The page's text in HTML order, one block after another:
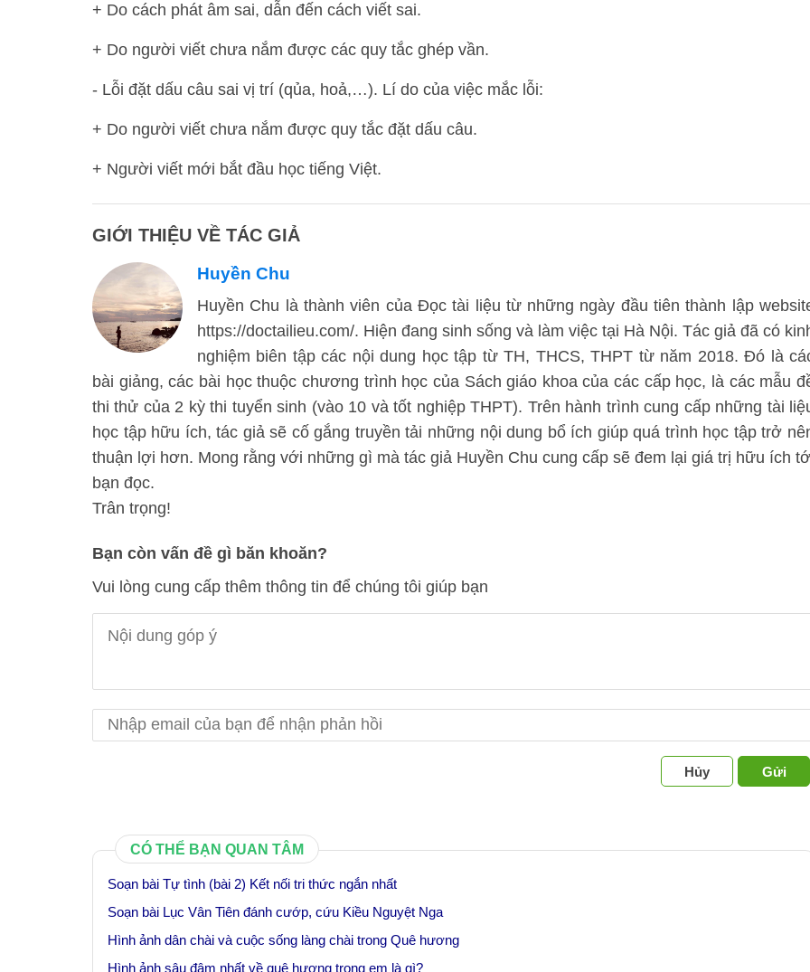
+ Do cách phát âm sai, dẫn đến cách viết sai.
+ Do người viết chưa nắm được các quy tắc ghép vần.
- Lỗi đặt dấu câu sai vị trí (qủa, hoả,…). Lí do của việc mắc lỗi:
+ Do người viết chưa nắm được quy tắc đặt dấu câu.
+ Người viết mới bắt đầu học tiếng Việt.
GIỚI THIỆU VỀ TÁC GIẢ
Huyền Chu
Huyền Chu là thành viên của Đọc tài liệu từ những ngày đầu tiên thành lập
https://doctailieu.com/. Hiện đang sinh sống và làm việc tại Hà Nội. Tác giả đã có
nghiệm biên tập các nội dung học tập từ TH, THCS, THPT từ năm 2018. Đó là
bài giảng, các bài học thuộc chương trình học của Sách giáo khoa của các cấp học, là các mẫu
thi thử của 2 kỳ thi tuyển sinh (vào 10 và tốt nghiệp THPT). Trên hành trình cung cấp những tài
học tập hữu ích, tác giả sẽ cố gắng truyền tải những nội dung bổ ích giúp quá trình học tập trở
thuận lợi hơn. Mong rằng với những gì mà tác giả Huyền Chu cung cấp sẽ đem lại giá trị hữu ích
bạn đọc.
Trân trọng!
Bạn còn vấn đề gì băn khoăn?
Vui lòng cung cấp thêm thông tin để chúng tôi giúp bạn
Hủy Gửi
CÓ THỂ BẠN QUAN TÂM
Soạn bài Tự tình (bài 2) Kết nối tri thức ngắn nhất
Soạn bài Lục Vân Tiên đánh cướp, cứu Kiều Nguyệt Nga
Hình ảnh dân chài và cuộc sống làng chài trong Quê hương
Hình ảnh sâu đậm nhất về quê hương trong em là gì?